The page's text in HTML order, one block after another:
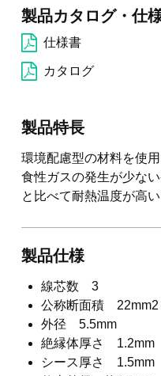
製品カタログ・仕
仕様書
カタログ
製品特長
環境配慮型の材料を使
食性ガスの発生が少な
と比べて耐熱温度が高
製品仕様
線芯数 3
公称断面積 22mm2
外径 5.5mm
絶縁体厚さ 1.2mm
シース厚さ 1.5mm